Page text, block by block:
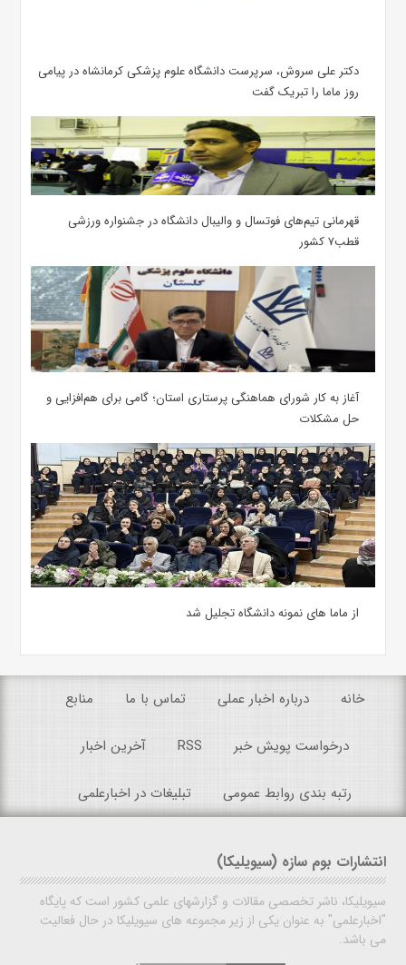
دکتر علی سروش، سرپرست دانشگاه علوم پزشکی کرمانشاه در پیامی
روز ماما را تبریک گفت
قهرمانی تیم‌های فوتسال و والیبال دانشگاه در جشنواره ورزشی
قطب۷ کشور
آغاز به کار شورای هماهنگی پرستاری استان؛ گامی برای هم‌افزایی و
حل مشکلات
از ماما های نمونه دانشگاه تجلیل شد
خانه درباره اخبار عملی تماس با ما منابع
درخواست پویش خبر RSS آخرین اخبار
رتبه بندی روابط عمومی تبلیغات در اخبارعلمی
انتشارات بوم سازه (سیویلیکا)
سیویلیکا، ناشر تخصصی مقالات و گزارشهای علمی کشور است که پایگاه
"اخبارعلمی" به عنوان یکی از زیر مجموعه های سیویلیکا در حال فعالیت
می باشد.